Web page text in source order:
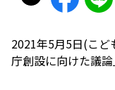
2021年5月5日(こど
庁創設に向けた議